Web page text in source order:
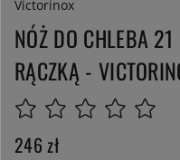
Victorinox
NÓŻ DO CHLEBA
RĄCZKĄ -
246 zł